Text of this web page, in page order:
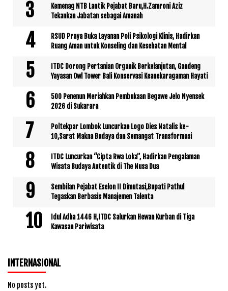
Kemenag NTB Lantik Pejabat Baru,H.Zamroni Aziz
Tekankan Jabatan sebagai Amanah
RSUD Praya Buka Layanan Poli Psikologi Klinis, Hadirkan
Ruang Aman untuk Konseling dan Kesehatan Mental
ITDC Dorong Pertanian Organik Berkelanjutan, Gandeng
Yayasan Owl Tower Bali Konservasi Keanekaragaman Hayati
500 Penenun Meriahkan Pembukaan Begawe Jelo Nyensek
2026 di Sukarara
Poltekpar Lombok Luncurkan Logo Dies Natalis ke-
10,Sarat Makna Budaya dan Semangat Transformasi
ITDC Luncurkan “Cipta Rwa Loka”, Hadirkan Pengalaman
Wisata Budaya Autentik di The Nusa Dua
Sembilan Pejabat Eselon II Dimutasi,Bupati Pathul
Tegaskan Berbasis Manajemen Talenta
Idul Adha 1446 H,ITDC Salurkan Hewan Kurban di Tiga
Kawasan Pariwisata
INTERNASIONAL
No posts yet.